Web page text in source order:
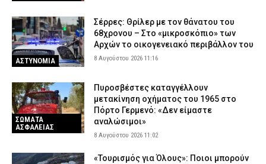
ΑΣΤΥΝΟΜΙΑ
Σέρρες: Θρίλερ με τον θάνατου του
68χρονου – Στο «μικροσκόπιο» των
Αρχών το οικογενειακό περιβάλλον του
8 Αυγούστου 2026 11:16
ΣΩΜΑΤΑ
ΑΣΦΑΛΕΙΑΣ
Πυροσβέστες καταγγέλλουν
μετακίνηση οχήματος του 1965 στο
Πόρτο Γερμενό: «Δεν είμαστε
αναλώσιμοι»
8 Αυγούστου 2026 11:02
«Τουρισμός για Όλους»: Ποιοι μπορούν